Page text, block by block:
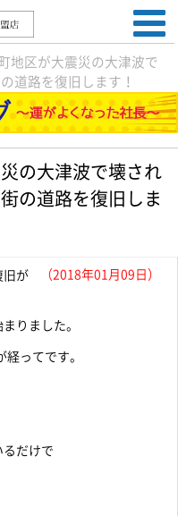
地区が大震災の大津波で
道路を復旧します！
の大津波で壊され
の道路を復旧しま
（2018年01月09日）
旧が
りました。
ってです。
だけで